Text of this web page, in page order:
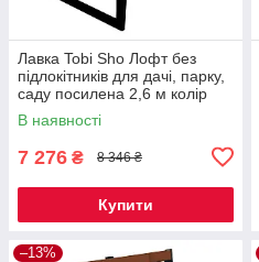
Лавка Tobi Sho Лофт без
підлокітників для дачі, парку,
саду посилена 2,6 м колір
каштан
В наявності
7 276 ₴ 8 346 ₴
Купити
–13%